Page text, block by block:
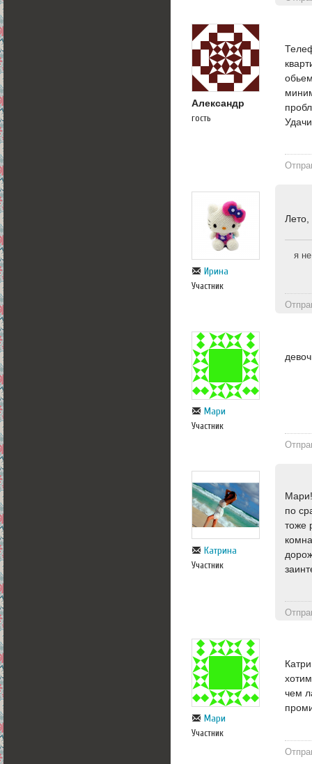
Александр
гость
Ирина
Участник
я
Мари
Участник
Катрина
Участник
по
тоже
Мари
Участник
чем